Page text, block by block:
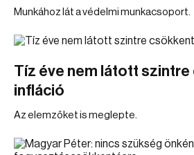
Munkához lát a védelmi munkacsoport.
Tíz éve nem látott szintre
infláció
Az elemzőket is meglepte.